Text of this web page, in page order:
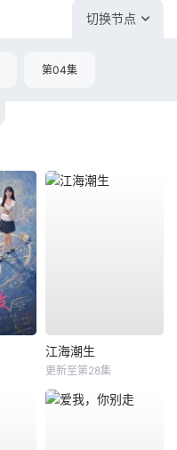
切换节点
第04集
江海潮生
更新至第28集